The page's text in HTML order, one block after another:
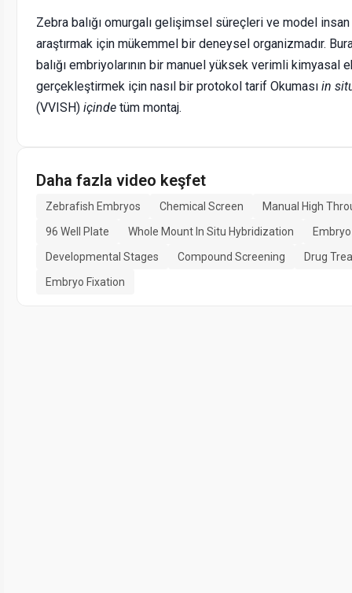
Zebra balığı omurgalı gelişimsel süreçleri ve model insan
araştırmak için mükemmel bir deneysel organizmadır.
balığı embriyolarının bir manuel yüksek verimli kimyasal
gerçekleştirmek için nasıl bir protokol tarif Okuması in
(VVISH) içinde tüm montaj.
Daha fazla video keşfet
Zebrafish Embryos Chemical Screen
Manual High
96 Well Plate
Whole Mount In Situ Hybridization
Developmental Stages
Compound Screening
Drug
Embryo Fixation